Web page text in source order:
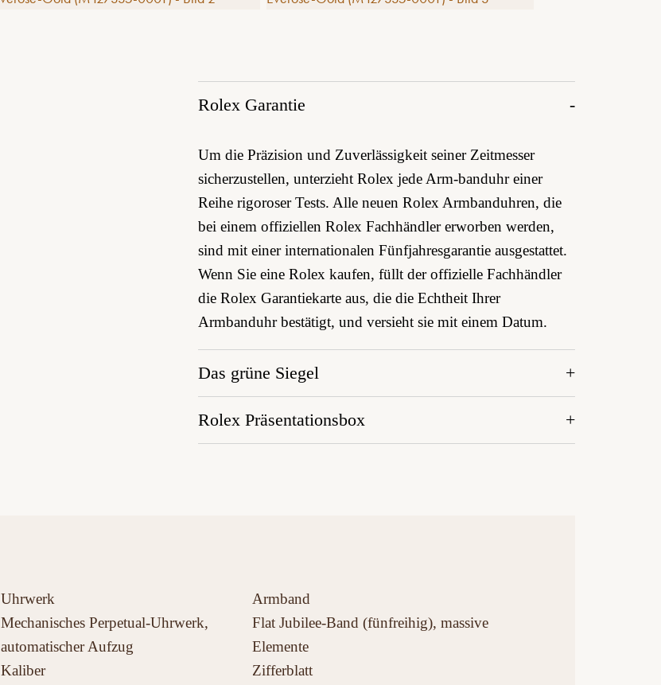
Rolex Garantie
Um die Präzision und Zuverlässigkeit seiner Zeitmesser
sicherzustellen, unterzieht Rolex jede Arm-banduhr einer
Reihe rigoroser Tests. Alle neuen Rolex Armbanduhren, die
bei einem offiziellen Rolex Fachhändler erworben werden,
sind mit einer internationalen Fünfjahres­garantie ausgestattet.
Wenn Sie eine Rolex kaufen, füllt der offizielle Fachhändler
die Rolex Garantiekarte aus, die die Echtheit Ihrer
Armbanduhr bestätigt, und versieht sie mit einem Datum.
Das grüne Siegel
Rolex Präsentationsbox
Uhrwerk
Mechanisches Perpetual-Uhrwerk,
automatischer Aufzug
Kaliber
Armband
Flat Jubilee-Band (fünfreihig), massive
Elemente
Zifferblatt